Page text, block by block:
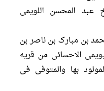
عبد المحسن اللویمی
بن مبارک بن ناصر بن
الاحسائی من قریه
بها والمتوفی فی